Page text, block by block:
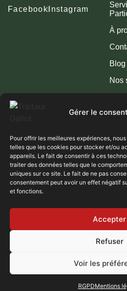
Gérer le
Pour offrir les meilleures expériences,
telles que les cookies pour stocker et/ou
appareils. Le fait de consentir à ces
traiter des données telles que le
uniques sur ce site. Le fait de ne pas
consentement peut avoir un effet négatif
et fonctions.
Accepter
Refuser
Voir les
RGPDMentions
Facebook Instagram
À
Blog
Nos
D’INTERVENTION
Domaines :
Domaine de Montfriol
(69) | Domaine des Oliviers (69) |
Domaine de la Genetière (69) |
Domaine de Lamartine (71) |
Mentions légales